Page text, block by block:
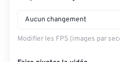
Aucun changement
Modifier les FPS (images par